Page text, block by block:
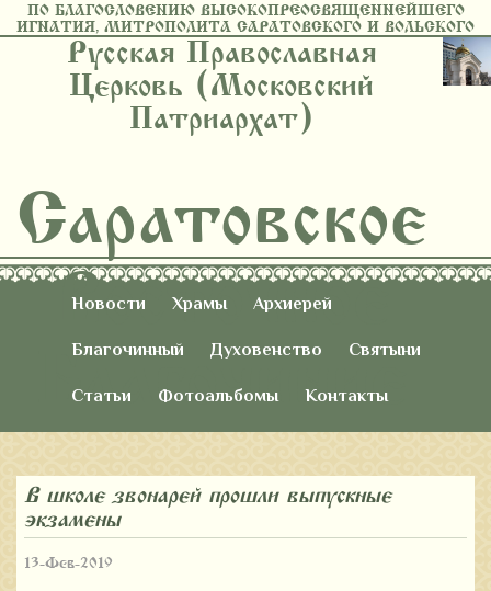
ПО БЛАГОСЛОВЕНИЮ ВЫСОКОПРЕОСВЯЩЕННЕЙШЕГО
ИГНАТИЯ, МИТРОПОЛИТА САРАТОВСКОГО И ВОЛЬСКОГО
Русская Православная
Церковь (Московский
Патриархат)
Саратовское
Восточное
Благочиние
Новости Храмы
Архиерей
Благочинный
Духовенство
Святыни
Статьи
Фотоальбомы Контакты
В школе звонарей прошли выпускные
экзамены
13-Фев-2019